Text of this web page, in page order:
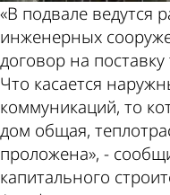
«В подвале ведутся
инженерных
договор на
Что касается
коммуникаций, то
дом общая,
проложена», -
капитального